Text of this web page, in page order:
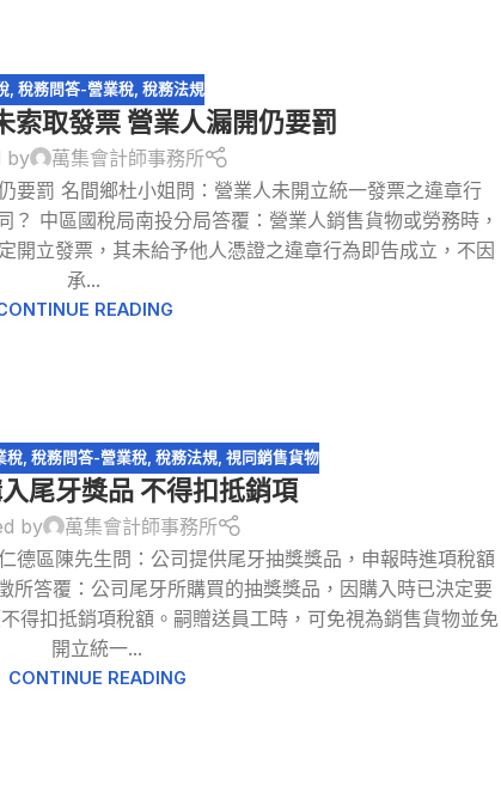
,稅務問答-營業稅,稅務法規
索取發票 營業人漏開仍要罰
by
萬集會計師事務所
要罰 名間鄉杜小姐問：營業人未開立統一發票之違章行
中區國稅局南投分局答覆：營業人銷售貨物或勞務時，
開立發票，其未給予他人憑證之違章行為即告成立，不因
承...
READING
稅,稅務問答-營業稅,稅務法規,視同銷售貨物
尾牙獎品 不得扣抵銷項
by
萬集會計師事務所
德區陳先生問：公司提供尾牙抽獎獎品，申報時進項稅額
所答覆：公司尾牙所購買的抽獎獎品，因購入時已決定要
得扣抵銷項稅額。嗣贈送員工時，可免視為銷售貨物並免
開立統一...
CONTINUE READING